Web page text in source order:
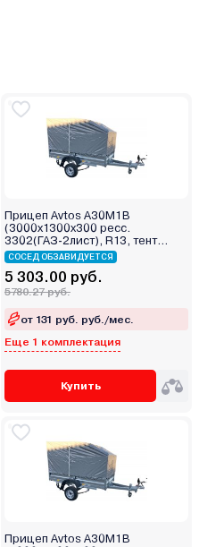
Прицеп Avtos А30М1В
(3000х1300х300 ресс.
3302(ГАЗ-2лист), R13, тент
400мм)
СОСЕД ОБЗАВИДУЕТСЯ
5 303.00 руб.
5780.27 руб.
от 131 руб. руб./мес.
Еще 1 комплектация
Купить
Прицеп Avtos А30М1В